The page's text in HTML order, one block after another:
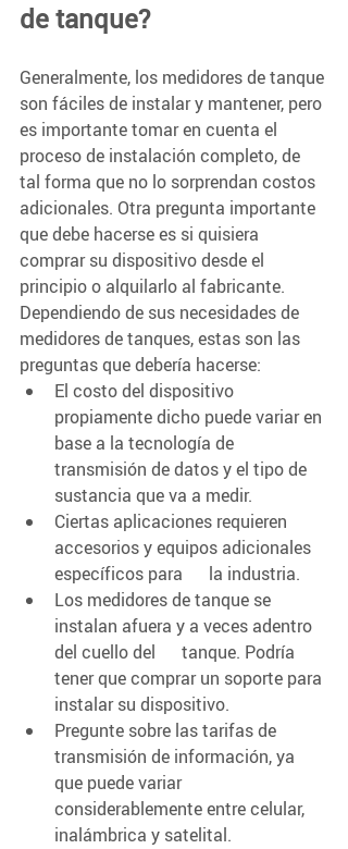
de tanque?
Generalmente, los medidores de tanque
son fáciles de instalar y mantener, pero
es importante tomar en cuenta el
proceso de instalación completo, de
tal forma que no lo sorprendan costos
adicionales. Otra pregunta importante
que debe hacerse es si quisiera
comprar su dispositivo desde el
principio o alquilarlo al fabricante.
Dependiendo de sus necesidades de
medidores de tanques, estas son las
preguntas que debería hacerse:
El costo del dispositivo
propiamente dicho puede variar en
base a la tecnología de
transmisión de datos y el tipo de
sustancia que va a medir.
Ciertas aplicaciones requieren
accesorios y equipos adicionales
específicos para      la industria.
Los medidores de tanque se
instalan afuera y a veces adentro
del cuello del      tanque. Podría
tener que comprar un soporte para
instalar su dispositivo.
Pregunte sobre las tarifas de
transmisión de información, ya
que puede variar
considerablemente entre celular,
inalámbrica y satelital.